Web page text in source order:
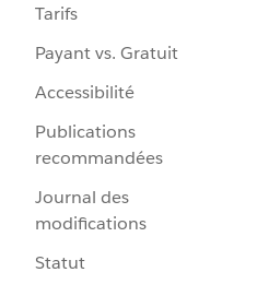
Tarifs
Payant vs. Gratuit
Accessibilité
Publications
recommandées
Journal des
modifications
Statut